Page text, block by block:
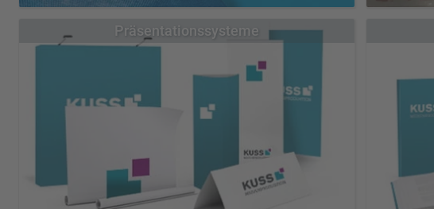
Unsere bedruckten Werbeplanen werden von uns maßgeschneidert
und für Sie weiter verarbeitet.
Übersicht Banner & Planen
Blockout-Planen
Textil für Aluspannrahmen
Textil-Blockout-Banner
Präsentationssysteme